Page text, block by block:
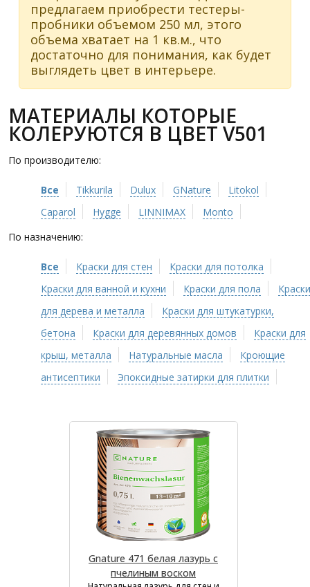
предлагаем приобрести тестеры-
пробники объемом 250 мл, этого
объема хватает на 1 кв.м., что
достаточно для понимания, как будет
выглядеть цвет в интерьере.
МАТЕРИАЛЫ КОТОРЫЕ
КОЛЕРУЮТСЯ В ЦВЕТ V501
По производителю:
Все Tikkurila Dulux GNature
Litokol
Caparol
Hygge LINNIMAX
Monto
По назначению:
Все Краски для стен
Краски для потолка
Краски для ванной и кухни
Краски для пола
Краски
для дерева и металла
Краски для штукатурки,
бетона
Краски для деревянных домов
Краски для
крыш, металла
Натуральные масла
Кроющие
антисептики
Эпоксидные затирки для плитки
Gnature 471 белая лазурь с
пчелиным воском